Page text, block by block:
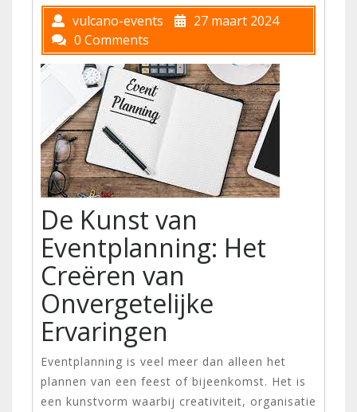
vulcano-events
27 maart 2024
0 Comments
De Kunst van
Eventplanning: Het
Creëren van
Onvergetelijke
Ervaringen
Eventplanning is veel meer dan alleen het
plannen van een feest of bijeenkomst. Het is
een kunstvorm waarbij creativiteit, organisatie